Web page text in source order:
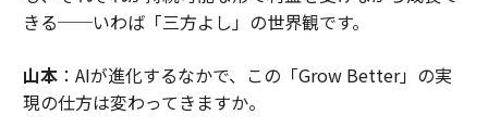
きる──いわば「三方よし」の世界観です。
山本：AIが進化するなかで、この「Grow Better」の実
現の仕方は変わってきますか。